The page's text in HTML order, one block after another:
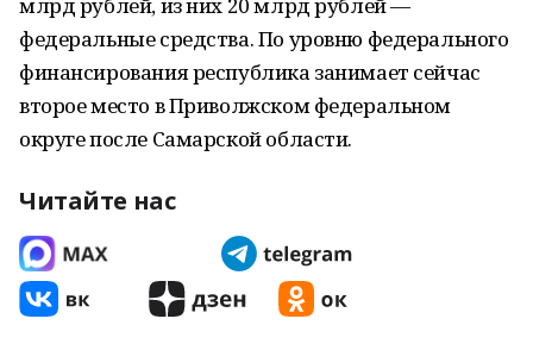
федеральные средства. По уровню федерального
финансирования республика занимает сейчас
второе место в Приволжском федеральном
округе после Самарской области.
Читайте нас